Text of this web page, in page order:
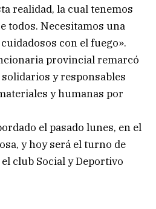
realidad, la cual tenemos
todos. Necesitamos una
con el fuego».
provincial remarcó
y responsables
y humanas por
el pasado lunes, en el
y hoy será el turno de
club Social y Deportivo